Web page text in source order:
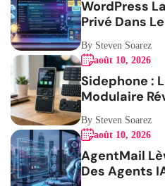
WordPress
Privé Dans
By Steven Soarez
août 10, 2026
Sidephone :
Modulaire
Habitudes
By Steven Soarez
août 10, 2026
AgentMail
Des Agents